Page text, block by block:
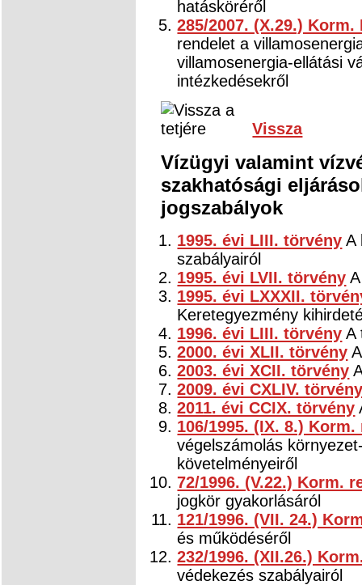
hatásköréről
285/2007. (X.29.) Korm.
rendelet a
villamosenergia-ellátási
intézkedésekről
Vissza
Vízügyi valamint
szakhatósági
jogszabályok
1995. évi LIII. törvény A
szabályairól
1995. évi LVII. törvény
1995. évi LXXXII.
Keretegyezmény
1996. évi LIII. törvény A
2000. évi XLII. törvény
2003. évi XCII. törvény
2009. évi CXLIV.
2011. évi CCIX. törvény
106/1995. (IX. 8.)
végelszámolás
követelményeiről
72/1996. (V.22.) Korm.
jogkör gyakorlásáról
121/1996. (VII. 24.)
és működéséről
232/1996. (XII.26.)
védekezés szabályairól